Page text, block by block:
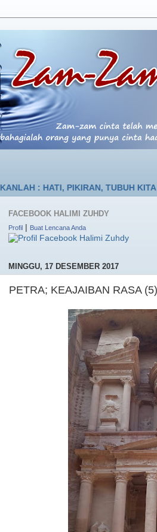
PIKIRAN, TUBUH KITA SELALU
FACEBOOK HALIMI ZUHDY
Profil Buat Lencana Anda
MINGGU, 17 DESEMBER 2017
PETRA; KEAJAIBAN RASA